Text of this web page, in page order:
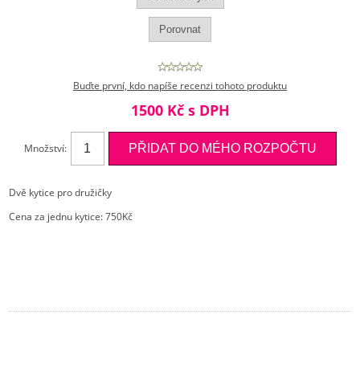
Buďte první, kdo napíše recenzi tohoto produktu
1500 Kč s DPH
Množství:
Dvě kytice pro družičky
Cena za jednu kytice: 750Kč